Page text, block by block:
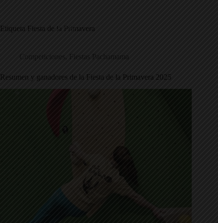
Etiqueta Fiesta de la Primavera
Competiciones , Fiestas Pachamama
Resumen y ganadores de la Fiesta de la Primavera 2025